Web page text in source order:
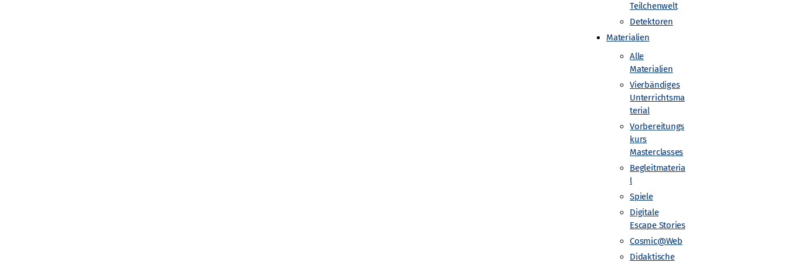
Teilchenwelt
Detektoren
Materialien
Alle
Materialien
Vierbändiges
Unterrichtsma
terial
Vorbereitungs
kurs
Masterclasses
Begleitmateria
l
Spiele
Digitale
Escape Stories
Cosmic@Web
Didaktische
Deutsches Elektronen-Synchrotron DESY, Zeuthen mit Netzwerk Teilchenwelt